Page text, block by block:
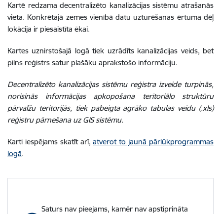
Kartē redzama decentralizēto kanalizācijas sistēmu atrašanās
vieta. Konkrētajā zemes vienībā datu uzturēšanas ērtuma dēļ
lokācija ir piesaistīta ēkai.
Kartes uznirstošajā logā tiek uzrādīts kanalizācijas veids, bet
pilns reģistrs satur plašāku aprakstošo informāciju.
Decentralizēto kanalizācijas sistēmu reģistra izveide turpinās,
norisinās informācijas apkopošana teritoriālo struktūru
pārvalžu teritorijās, tiek pabeigta agrāko tabulas veidu (.xls)
reģistru pārnešana uz GIS sistēmu.
Karti iespējams skatīt arī,atverot to jaunā pārlūkprogrammas
logā.
Saturs nav pieejams, kamēr nav apstiprināta